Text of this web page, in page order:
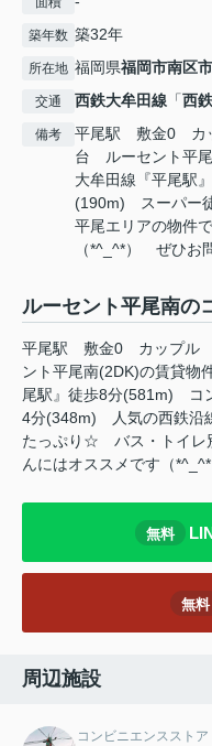
築年数 築32年
所在地 福岡県福岡市南区
交通 西鉄大牟田線 「西
備考
平尾駅 敷金0 カ
台 ルーセント平
大牟田線『平尾駅
(190m) スーパー
平尾エリアの物件
（*^_^*） ぜひお
ルーセント平尾南の
平尾駅 敷金0 カップル
ント平尾南(2DK)の賃貸
尾駅』徒歩8分(581m) コ
4分(348m) 人気の西鉄沿
たっぷり☆ バス・トイ
んにはオススメです（
無料
無料
周辺施設
コンビニエンスストア